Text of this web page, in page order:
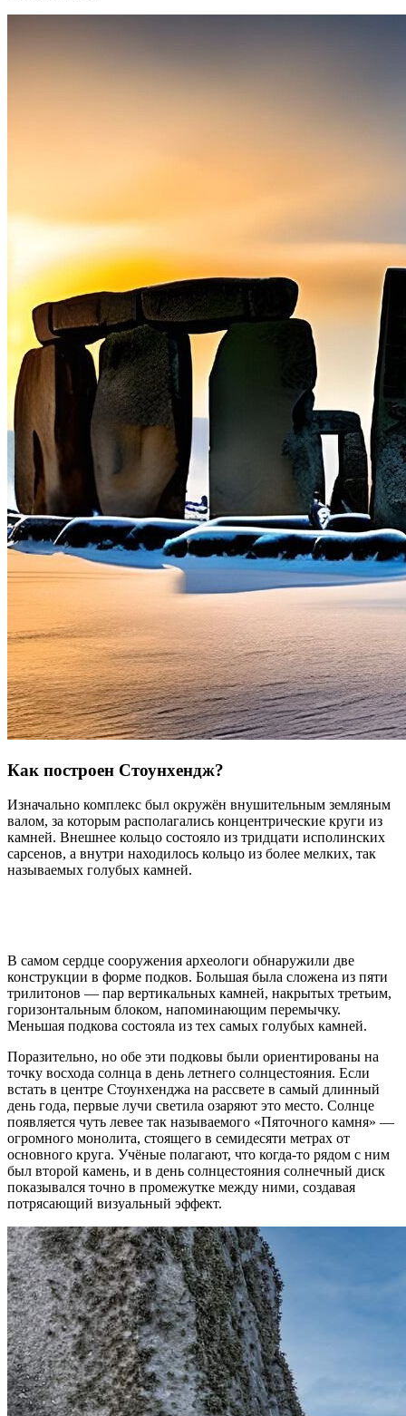
Как построен Стоунхендж?
Изначально комплекс был окружён внушительным земляным
валом, за которым располагались концентрические круги из
камней. Внешнее кольцо состояло из тридцати исполинских
сарсенов, а внутри находилось кольцо из более мелких, так
называемых голубых камней.
В самом сердце сооружения археологи обнаружили две
конструкции в форме подков. Большая была сложена из пяти
трилитонов — пар вертикальных камней, накрытых третьим,
горизонтальным блоком, напоминающим перемычку.
Меньшая подкова состояла из тех самых голубых камней.
Поразительно, но обе эти подковы были ориентированы на
точку восхода солнца в день летнего солнцестояния. Если
встать в центре Стоунхенджа на рассвете в самый длинный
день года, первые лучи светила озаряют это место. Солнце
появляется чуть левее так называемого «Пяточного камня» —
огромного монолита, стоящего в семидесяти метрах от
основного круга. Учёные полагают, что когда-то рядом с ним
был второй камень, и в день солнцестояния солнечный диск
показывался точно в промежутке между ними, создавая
потрясающий визуальный эффект.